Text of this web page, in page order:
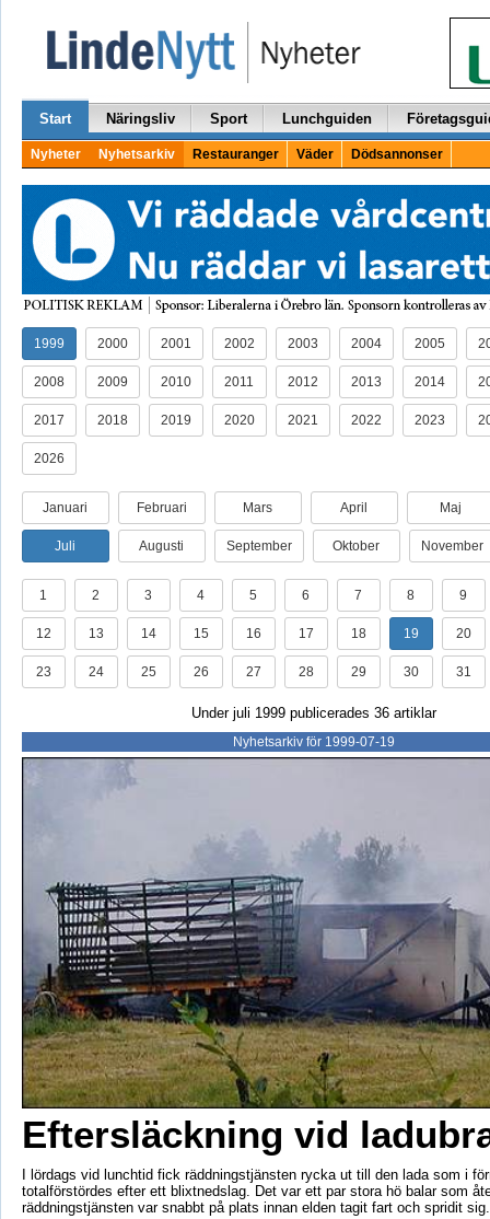
Start Näringsliv Sport Lunchguiden
Nyheter Nyhetsarkiv Restauranger Väder Dödsannonser
1999 2000 2001 2002 2003 2004 2005
2008 2009 2010 2011 2012 2013 2014
2017 2018 2019 2020 2021 2022 2023
2026
Januari Februari Mars April Maj
Juli Augusti September Oktober November
1 2 3 4 5 6 7 8 9
12 13 14 15 16 17 18 19 20
23 24 25 26 27 28 29 30 31
Under juli 1999 publicerades 36 artiklar
Nyhetsarkiv för 1999-07-19
Eftersläckning vid
I lördags vid lunchtid fick räddningstjänsten rycka ut till den lada som i
totalförstördes efter ett blixtnedslag. Det var ett par stora hö balar som
räddningstjänsten var snabbt på plats innan elden tagit fart och spridit sig.